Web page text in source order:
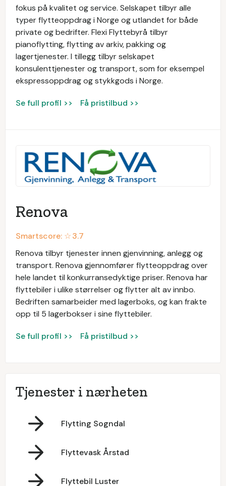
fokus på kvalitet og service. Selskapet tilbyr alle
typer flytteoppdrag i Norge og utlandet for både
private og bedrifter. Flexi Flyttebyrå tilbyr
pianoflytting, flytting av arkiv, pakking og
lagertjenester. I tillegg tilbyr selskapet
konsulenttjenester og transport, som for eksempel
ekspressoppdrag og stykkgods i Norge.
Se full profil >> Få pristilbud >>
Renova
Smartscore: ☆3.7
Renova tilbyr tjenester innen gjenvinning, anlegg og
transport. Renova gjennomfører flytteoppdrag over
hele landet til konkurransedyktige priser. Renova har
flyttebiler i ulike størrelser og flytter alt av innbo.
Bedriften samarbeider med lagerboks, og kan frakte
opp til 5 lagerbokser i sine flyttebiler.
Se full profil >> Få pristilbud >>
Tjenester i nærheten
Flytting Sogndal
Flyttevask Årstad
Flyttebil Luster